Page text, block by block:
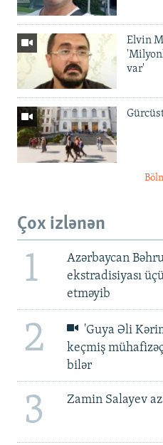
Elvin
var'
Çox izlənən
1
Azərbaycan
ekstradisiyası
etməyib
2
'Guya Əli
keçmiş
bilər
3 Zamin Salayev